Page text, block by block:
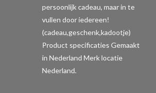
persoonlijk cadeau, maar in te
vullen door iedereen!
(cadeau,geschenk,kadootje)
Product specificaties Gemaakt
in Nederland Merk locatie
Nederland.